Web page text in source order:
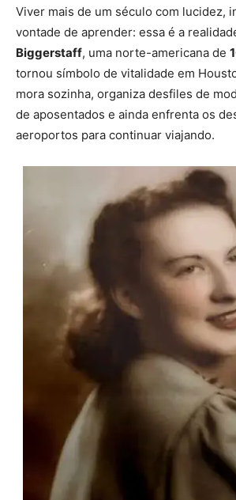
Viver mais de um século com lucidez,
vontade de aprender: essa é a
Biggerstaff, uma norte-americana de
tornou símbolo de vitalidade em
mora sozinha, organiza desfiles de
de aposentados e ainda enfrenta os
aeroportos para continuar viajando.